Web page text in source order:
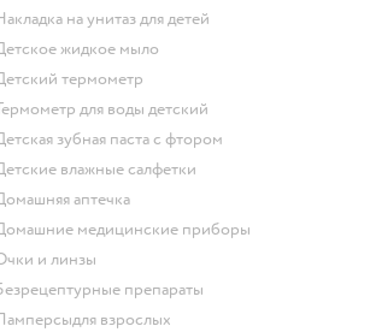
накладка на унитаз для детей
детское жидкое мыло
детский термометр
термометр для воды детский
детская зубная паста с фтором
детские влажные салфетки
домашняя аптечка
домашние медицинские приборы
очки и линзы
безрецептурные препараты
памперсыдля взрослых